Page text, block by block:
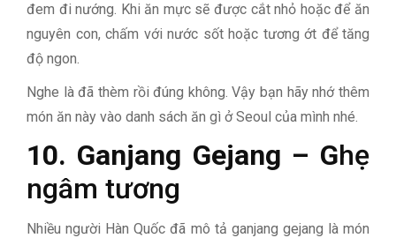
đem đi nướng. Khi ăn mực sẽ được cắt nhỏ hoặc để ăn
nguyên con, chấm với nước sốt hoặc tương ớt để tăng
độ ngon.
Nghe là đã thèm rồi đúng không. Vậy bạn hãy nhớ thêm
món ăn này vào danh sách ăn gì ở Seoul của mình nhé.
10. Ganjang Gejang – Ghẹ
ngâm tương
Nhiều người Hàn Quốc đã mô tả ganjang gejang là món